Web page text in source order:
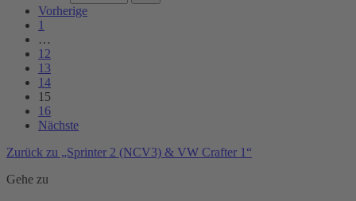
Vorherige
1
…
12
13
14
15
16
Nächste
Zurück zu „Sprinter 2 (NCV3) & VW Crafter 1“
Gehe zu